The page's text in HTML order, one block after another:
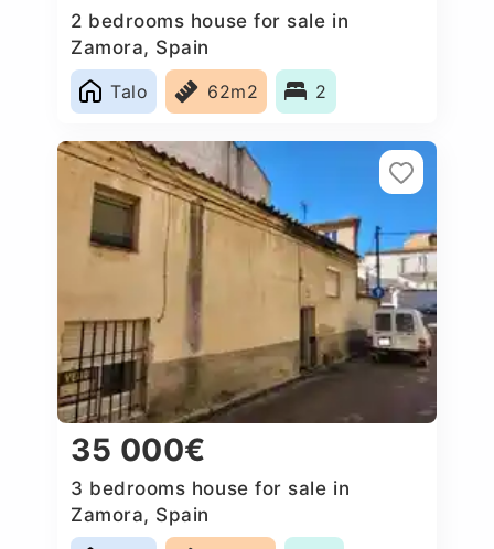
2 bedrooms house for sale in
Zamora, Spain
Talo
62m2 2
35 000€
3 bedrooms house for sale in
Zamora, Spain